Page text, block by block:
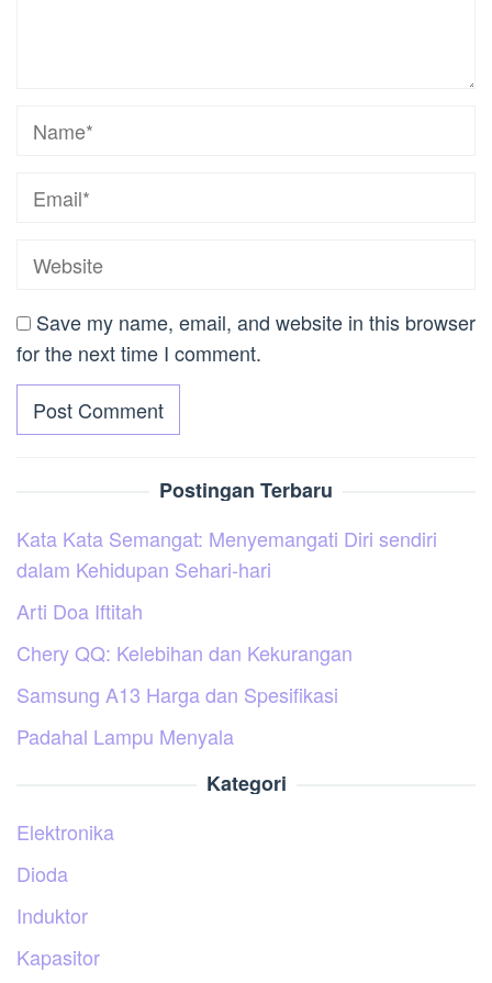
Save my name, email, and website in this browser
for the next time I comment.
Postingan Terbaru
Kata Kata Semangat: Menyemangati Diri sendiri
dalam Kehidupan Sehari-hari
Arti Doa Iftitah
Chery QQ: Kelebihan dan Kekurangan
Samsung A13 Harga dan Spesifikasi
Padahal Lampu Menyala
Kategori
Elektronika
Dioda
Induktor
Kapasitor